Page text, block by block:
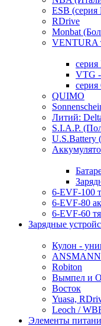
ESB
RDrive
Monbat
VENTURA
VTG
QUIMO
Литий:
S.I.A.P.
6-EVF-100
6-EVF-80
6-EVF-60
Зарядные
Кулон -
ANSMANN
Robiton
Вымпел и
Восток
Yuasa,
Leoch /
Элементы